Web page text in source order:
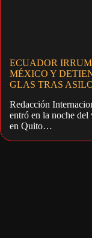
ECUADOR
MÉXICO Y
GLAS TRAS
Redacción
entró en la noche
en Quito…